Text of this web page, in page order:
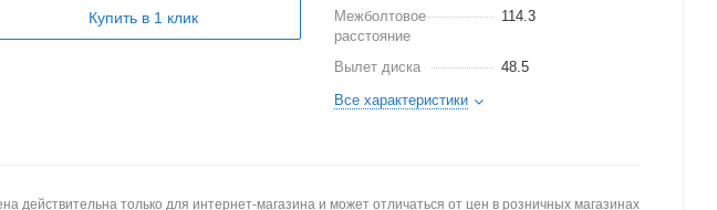
Купить в 1 клик
Межболтовое
расстояние
114.3
Вылет диска
48.5
Все характеристики
действительна только для интернет-магазина и может отличаться от цен в розничных магазинах